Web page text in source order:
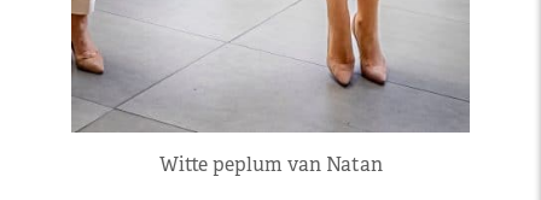
Witte peplum van Natan